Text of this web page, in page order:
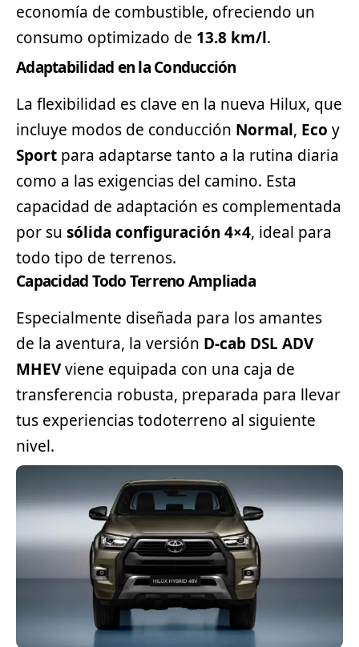
economía de combustible, ofreciendo un
consumo optimizado de 13.8 km/l.
Adaptabilidad en la Conducción
La flexibilidad es clave en la nueva Hilux, que
incluye modos de conducción Normal, Eco y
Sport para adaptarse tanto a la rutina diaria
como a las exigencias del camino. Esta
capacidad de adaptación es complementada
por su sólida configuración 4×4, ideal para
todo tipo de terrenos.
Capacidad Todo Terreno Ampliada
Especialmente diseñada para los amantes
de la aventura, la versión D-cab DSL ADV
MHEVviene equipada con una caja de
transferencia robusta, preparada para llevar
tus experiencias todoterreno al siguiente
nivel.